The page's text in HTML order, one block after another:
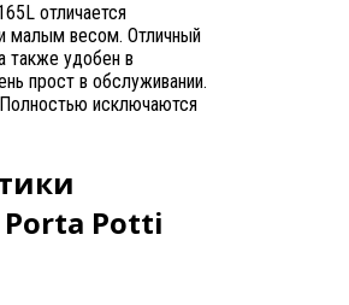
отличается
малым весом. Отличный
также удобен в
прост в обслуживании.
исключаются
Potti